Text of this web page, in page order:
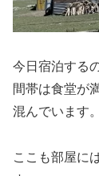
今日宿泊する
間帯は食堂が
混んでいます。
ここも部屋に